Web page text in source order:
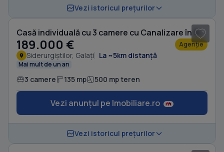
Vezi istoricul prețurilor
Casă individuală cu 3 camere cu Canalizare în Siderurgiștilor
189.000 € Agenție
Siderurgiștilor, Galați La ~5km distanță
Mai mult de un an
3 camere 135 mp 500 mp teren
Vezi anunțul pe Imobiliare.ro
Vezi istoricul prețurilor